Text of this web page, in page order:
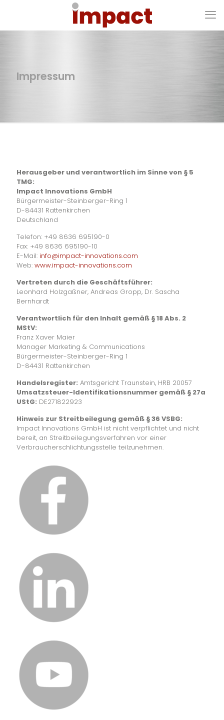
Impressum
Herausgeber und verantwortlich im Sinne von § 5
TMG:
Impact Innovations GmbH
Bürgermeister-Steinberger-Ring 1
D-84431 Rattenkirchen
Deutschland
Telefon: +49 8636 695190-0
Fax: +49 8636 695190-10
E-Mail: info@impact-innovations.com
Web: www.impact-innovations.com
Vertreten durch die Geschäftsführer:
Leonhard Holzgaßner, Andreas Gropp, Dr. Sascha
Bernhardt
Verantwortlich für den Inhalt gemäß § 18 Abs. 2
MStV:
Franz Xaver Maier
Manager Marketing & Communications
Bürgermeister-Steinberger-Ring 1
D-84431 Rattenkirchen
Handelsregister: Amtsgericht Traunstein, HRB 20057
Umsatzsteuer-Identifikationsnummer gemäß § 27a
UStG: DE271822923
Hinweis zur Streitbeilegung gemäß § 36 VSBG:
Impact Innovations GmbH ist nicht verpflichtet und nicht
bereit, an Streitbeilegungsverfahren vor einer
Verbraucherschlichtungsstelle teilzunehmen.